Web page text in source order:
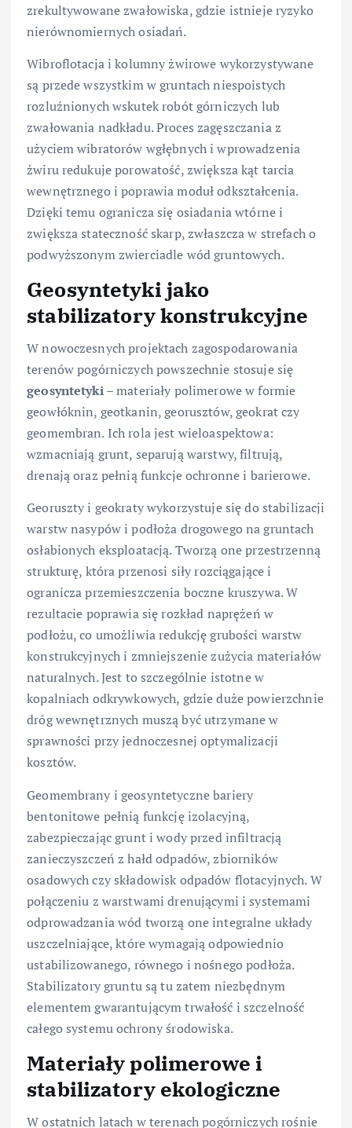
zrekultywowane zwałowiska, gdzie istnieje ryzyko
nierównomiernych osiadań.
Wibroflotacja i kolumny żwirowe wykorzystywane
są przede wszystkim w gruntach niespoistych
rozluźnionych wskutek robót górniczych lub
zwałowania nadkładu. Proces zagęszczania z
użyciem wibratorów wgłębnych i wprowadzenia
żwiru redukuje porowatość, zwiększa kąt tarcia
wewnętrznego i poprawia moduł odkształcenia.
Dzięki temu ogranicza się osiadania wtórne i
zwiększa stateczność skarp, zwłaszcza w strefach o
podwyższonym zwierciadle wód gruntowych.
Geosyntetyki jako
stabilizatory konstrukcyjne
W nowoczesnych projektach zagospodarowania
terenów pogórniczych powszechnie stosuje się
geosyntetyki– materiały polimerowe w formie
geowłóknin, geotkanin, georusztów, geokrat czy
geomembran. Ich rola jest wieloaspektowa:
wzmacniają grunt, separują warstwy, filtrują,
drenają oraz pełnią funkcje ochronne i barierowe.
Georuszty i geokraty wykorzystuje się do stabilizacji
warstw nasypów i podłoża drogowego na gruntach
osłabionych eksploatacją. Tworzą one przestrzenną
strukturę, która przenosi siły rozciągające i
ogranicza przemieszczenia boczne kruszywa. W
rezultacie poprawia się rozkład naprężeń w
podłożu, co umożliwia redukcję grubości warstw
konstrukcyjnych i zmniejszenie zużycia materiałów
naturalnych. Jest to szczególnie istotne w
kopalniach odkrywkowych, gdzie duże powierzchnie
dróg wewnętrznych muszą być utrzymane w
sprawności przy jednoczesnej optymalizacji
kosztów.
Geomembrany i geosyntetyczne bariery
bentonitowe pełnią funkcję izolacyjną,
zabezpieczając grunt i wody przed infiltracją
zanieczyszczeń z hałd odpadów, zbiorników
osadowych czy składowisk odpadów flotacyjnych. W
połączeniu z warstwami drenującymi i systemami
odprowadzania wód tworzą one integralne układy
uszczelniające, które wymagają odpowiednio
ustabilizowanego, równego i nośnego podłoża.
Stabilizatory gruntu są tu zatem niezbędnym
elementem gwarantującym trwałość i szczelność
całego systemu ochrony środowiska.
Materiały polimerowe i
stabilizatory ekologiczne
W ostatnich latach w terenach pogórniczych rośnie